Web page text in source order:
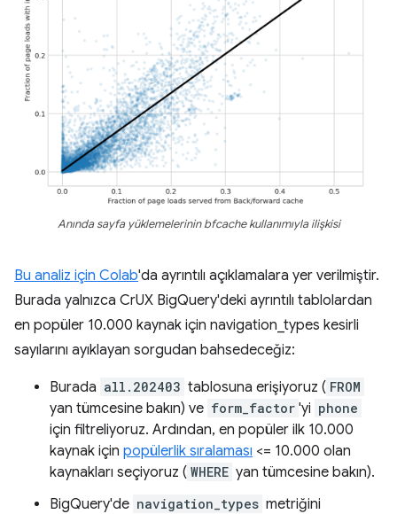
Anında sayfa yüklemelerinin bfcache kullanımıyla ilişkisi
Bu analiz için Colab'da ayrıntılı açıklamalara yer verilmiştir.
Burada yalnızca CrUX BigQuery'deki ayrıntılı tablolardan
en popüler 10.000 kaynak için navigation_types kesirli
sayılarını ayıklayan sorgudan bahsedeceğiz:
Burada all.202403 tablosuna erişiyoruz ( FROM
yan tümcesine bakın) ve form_factor 'yi phone
için filtreliyoruz. Ardından, en popüler ilk 10.000
kaynak için popülerlik sıralaması <= 10.000 olan
kaynakları seçiyoruz ( WHERE yan tümcesine bakın).
BigQuery'de navigation_types metriğini